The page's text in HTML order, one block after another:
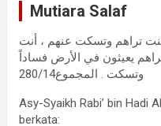
Mutiara Salaf
تراهم وتسكت عنهم ، أنت
يعيثون في الأرض فساداً
وتسكت . المجموع280/14
Asy-Syaikh Rabi’ bin Hadi
berkata: